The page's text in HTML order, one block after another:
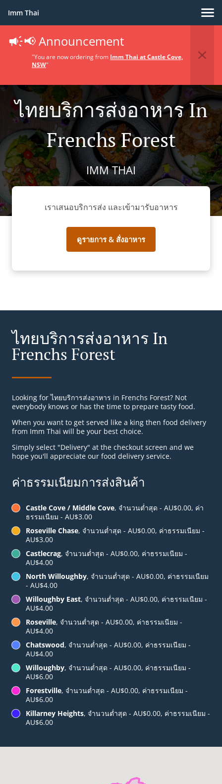
Imm Thai
📢 Announcement
"You are now ordering from Imm Thai at Castle Cove,
NSW"
ไทยบริการส่งอาหาร In
Frenchs Forest
IMM THAI
เราเสนอบริการส่ง และเข้ามารับอาหาร
ดูรายการ & สั่งอาหาร
ไทยบริการส่งอาหาร In
Frenchs Forest
Looking for ไทยบริการส่งอาหาร in Frenchs Forest? Not
everybody knows or has the time to prepare tasty food.
When you want to get served like a king then food delivery
from Imm Thai will be your best choice.
Simply select "Delivery" at the checkout screen and we
hope you'll appreciate our food delivery service.
ค่าธรรมเนียมการส่งสินค้า
Castle Cove / Middle Cove, จำนวนต่ำสุด - AU$0.00, ค่า
ธรรมเนียม - AU$3.00
Roseville Chase, จำนวนต่ำสุด - AU$0.00, ค่าธรรมเนียม -
AU$3.00
Castlecrag, จำนวนต่ำสุด - AU$0.00, ค่าธรรมเนียม -
AU$4.00
North Willoughby, จำนวนต่ำสุด - AU$0.00, ค่าธรรมเนียม
- AU$4.00
Willoughby East, จำนวนต่ำสุด - AU$0.00, ค่าธรรมเนียม -
AU$4.00
Roseville, จำนวนต่ำสุด - AU$0.00, ค่าธรรมเนียม -
AU$4.00
Chatswood, จำนวนต่ำสุด - AU$0.00, ค่าธรรมเนียม -
AU$4.00
Willoughby, จำนวนต่ำสุด - AU$0.00, ค่าธรรมเนียม -
AU$6.00
Forestville, จำนวนต่ำสุด - AU$0.00, ค่าธรรมเนียม -
AU$6.00
Killarney Heights, จำนวนต่ำสุด - AU$0.00, ค่าธรรมเนียม -
AU$6.00